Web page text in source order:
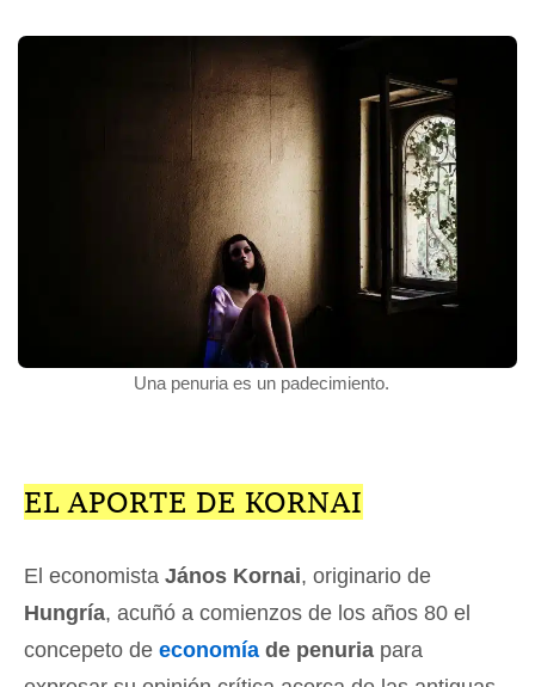
Una penuria es un padecimiento.
EL APORTE DE KORNAI
El economista János Kornai, originario de
Hungría, acuñó a comienzos de los años 80 el
concepeto de economía de penuria para